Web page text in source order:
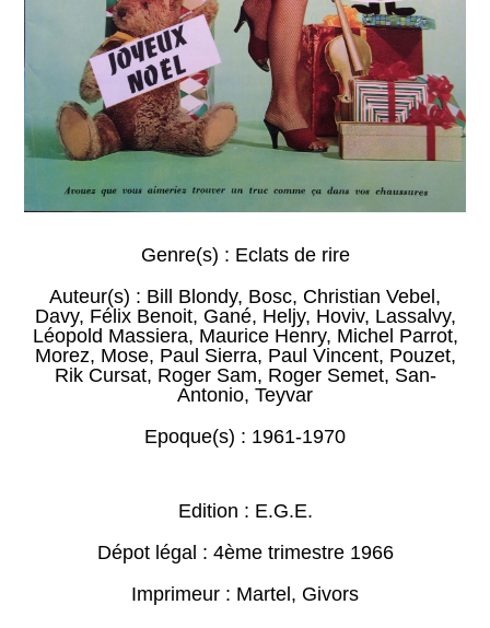
Genre(s) : Eclats de rire
Auteur(s) : Bill Blondy, Bosc, Christian Vebel,
Davy, Félix Benoit, Gané, Heljy, Hoviv, Lassalvy,
Léopold Massiera, Maurice Henry, Michel Parrot,
Morez, Mose, Paul Sierra, Paul Vincent, Pouzet,
Rik Cursat, Roger Sam, Roger Semet, San-
Antonio, Teyvar
Epoque(s) : 1961-1970
Edition : E.G.E.
Dépot légal : 4ème trimestre 1966
Imprimeur : Martel, Givors